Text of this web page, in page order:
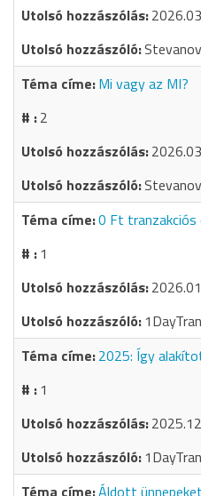
Mi vagy az MI?
2
0 Ft tranzakciós
1
2025: Így
1
Áldott